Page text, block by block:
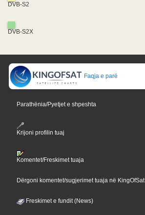
DVB-S2
DVB-S2X
Faqja e parë
Parathënia/Pyetjet e shpeshta
Krijoni profilin tuaj
Komentet/Freskimet tuaja
Dërgoni komentet/sugjerimet tuaja në KingOfSat
Freskimet e fundit (News)